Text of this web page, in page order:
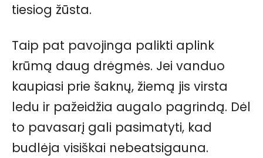
tiesiog žūsta.
Taip pat pavojinga palikti aplink
krūmą daug drėgmės. Jei vanduo
kaupiasi prie šaknų, žiemą jis virsta
ledu ir pažeidžia augalo pagrindą. Dėl
to pavasarį gali pasimatyti, kad
budlėja visiškai nebeatsigauna.